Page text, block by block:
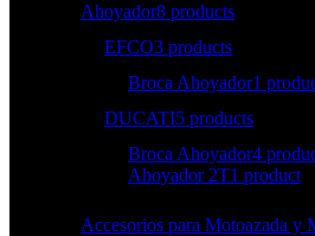
Ahoyador8 products
EFCO3 products
Broca Ahoyador1
DUCATI5 products
Broca Ahoyador4
Ahoyador 2T1 product
Accesorios para Motoazada y